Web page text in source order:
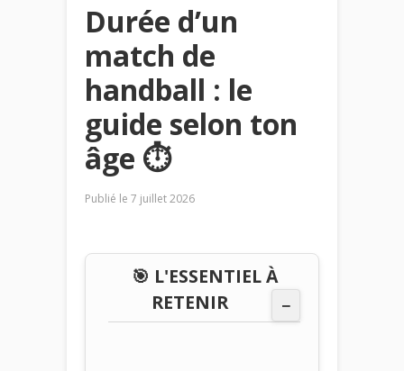
Durée d’un
match de
handball : le
guide selon ton
âge ⏱️
Publié le 7 juillet 2026
🎯 L'ESSENTIEL À
RETENIR
−